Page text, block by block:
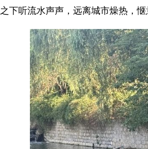
下听流水声声，远离城市燥热，惬